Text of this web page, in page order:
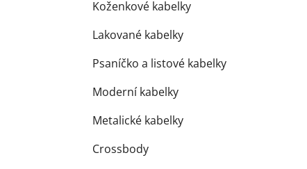
Koženkové kabelky
Lakované kabelky
Psaníčko a listové kabelky
Moderní kabelky
Metalické kabelky
Crossbody